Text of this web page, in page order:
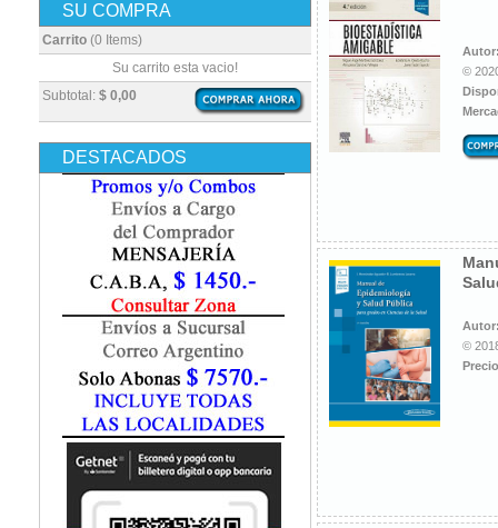
Dermatología
Diagnóstico por Imagen / Radiología
Embriología
Enfermería
Epidemiología
Farmacia / Farmacología
Fisiatría / Kinesiología
Fisiología / Fisiopatología
Fonoaudiología
Gastroenterología
Geriatría
Ginecología / Obstetricia
Hematología
Histología
Homeopatía
Infectología
Inmunología
SU COMPRA
Carrito (0 Items)
Subtotal: $ 0,00
Su carrito esta vacio!
DESTACADOS
©
©